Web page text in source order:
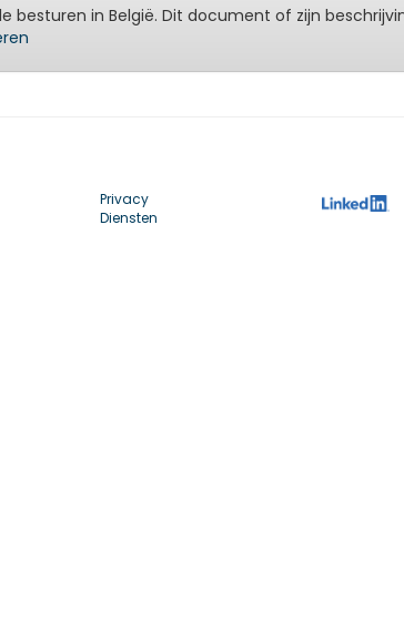
besturen in België. Dit document of zijn
Privacy
Diensten